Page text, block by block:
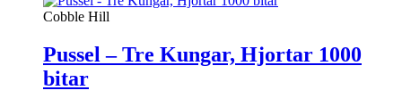
Cobble Hill
Pussel – Tre Kungar, Hjortar 1000
bitar